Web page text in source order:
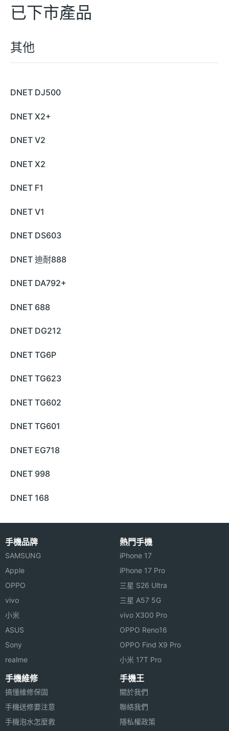
已下市產品
其他
DNET DJ500
DNET X2+
DNET V2
DNET X2
DNET F1
DNET V1
DNET DS603
DNET 迪耐888
DNET DA792+
DNET 688
DNET DG212
DNET TG6P
DNET TG623
DNET TG602
DNET TG601
DNET EG718
DNET 998
DNET 168
手機品牌
SAMSUNG
Apple
OPPO
vivo
小米
ASUS
Sony
realme
熱門手機
iPhone 17
iPhone 17 Pro
三星 S26 Ultra
三星 A57 5G
vivo X300 Pro
OPPO Reno16
OPPO Find X9 Pro
小米 17T Pro
手機維修
搞懂維修保固
手機送修要注意
手機泡水怎麼救
手機王
關於我們
聯絡我們
隱私權政策